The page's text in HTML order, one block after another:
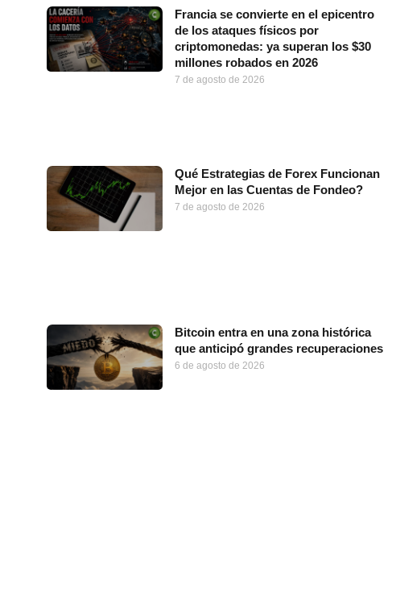
Francia se convierte en el epicentro
de los ataques físicos por
criptomonedas: ya superan los $30
millones robados en 2026
7 de agosto de 2026
Qué Estrategias de Forex Funcionan
Mejor en las Cuentas de Fondeo?
7 de agosto de 2026
Bitcoin entra en una zona histórica
que anticipó grandes recuperaciones
6 de agosto de 2026